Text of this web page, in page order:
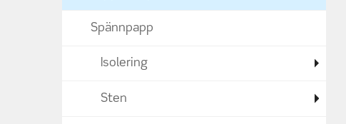
Spännpapp
Isolering
Sten